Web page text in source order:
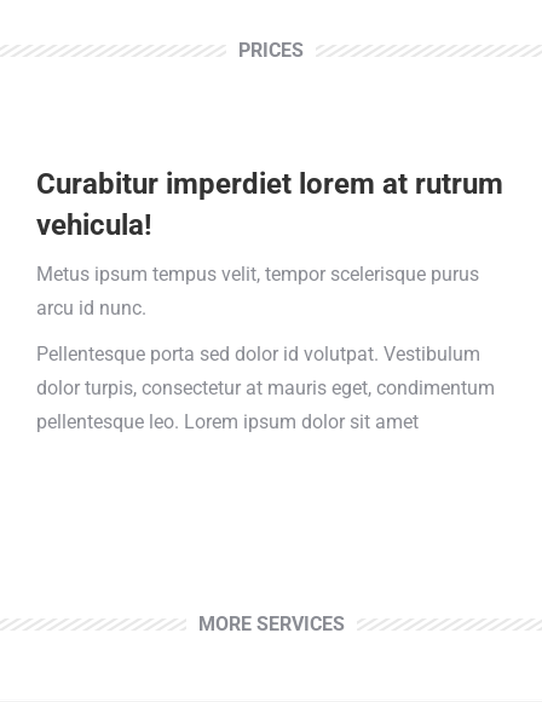
PRICES
Curabitur imperdiet lorem at rutrum
vehicula!
Metus ipsum tempus velit, tempor scelerisque purus
arcu id nunc.
Pellentesque porta sed dolor id volutpat. Vestibulum
dolor turpis, consectetur at mauris eget, condimentum
pellentesque leo. Lorem ipsum dolor sit amet
MORE SERVICES